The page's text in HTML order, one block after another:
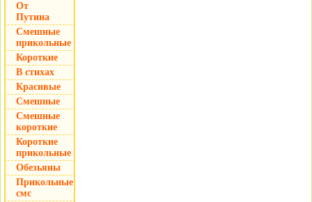
От
Путина
Смешные
прикольные
Короткие
В стихах
Красивые
Смешные
Смешные
короткие
Короткие
прикольные
Обезьяны
Прикольные
смс